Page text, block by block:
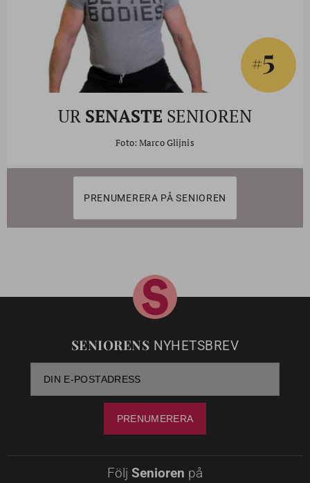
#5
UR SENASTE SENIOREN
Foto: Marco Glijnis
PRENUMERERA PÅ SENIOREN
SENIORENS NYHETSBREV
Följ Senioren på